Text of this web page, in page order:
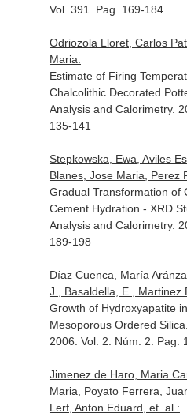
Vol. 391. Pag. 169-184
Odriozola Lloret, Carlos
Maria:
Estimate of Firing
Chalcolithic Decorated
Analysis and Calorimetry.
135-141
Stepkowska, Ewa, Aviles
Blanes, Jose Maria, Perez
Gradual Transformation of
Cement Hydration - XRD
Analysis and Calorimetry.
189-198
Díaz Cuenca, María
J., Basaldella, E., Martinez
Growth of Hydroxyapatite
Mesoporous Ordered Silica.
2006. Vol. 2. Núm. 2. Pag.
Jimenez de Haro, Maria
Maria, Poyato Ferrera,
Lerf, Anton Eduard, et. al.: